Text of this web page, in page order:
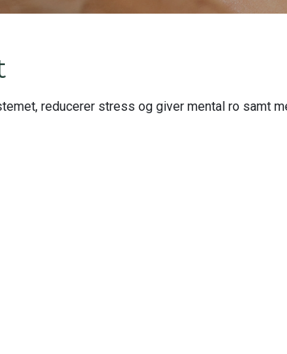
reducerer stress og giver mental ro samt